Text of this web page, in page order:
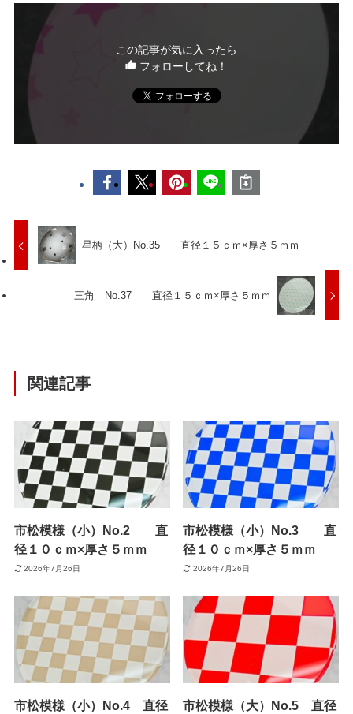
この記事が気に入ったら
フォローしてね！
星柄（大）No.35 直径１５ｃｍ×厚さ５ｍｍ
三角 No.37 直径１５ｃｍ×厚さ５ｍｍ
関連記事
市松模様（小）No.2 直
径１０ｃｍ×厚さ５ｍｍ
2026年7月26日
市松模様（小）No.3 直
径１０ｃｍ×厚さ５ｍｍ
2026年7月26日
市松模様（小）No.4 直径
市松模様（大）No.5 直径